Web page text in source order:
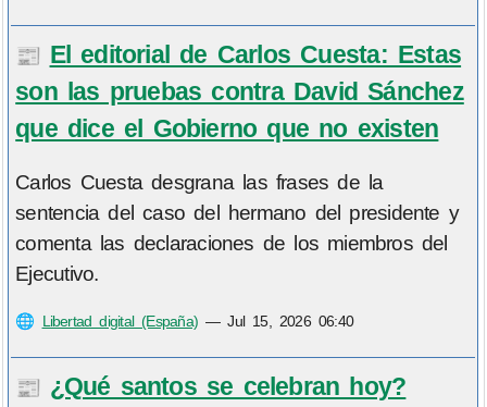
📰 El editorial de Carlos Cuesta: Estas
son las pruebas contra David Sánchez
que dice el Gobierno que no existen
Carlos Cuesta desgrana las frases de la
sentencia del caso del hermano del presidente y
comenta las declaraciones de los miembros del
Ejecutivo.
🌐 Libertad digital (España) —Jul 15, 2026 06:40
📰 ¿Qué santos se celebran hoy?